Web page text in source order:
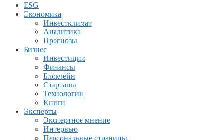
ESG
Экономика
Инвестклимат
Аналитика
Прогнозы
Бизнес
Инвестиции
Финансы
Блокчейн
Стартапы
Технологии
Книги
Эксперты
Экспертное мнение
Интервью
Персональные страницы